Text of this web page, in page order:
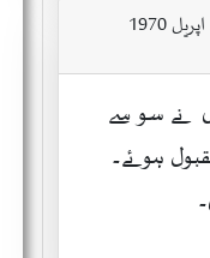
نے سو سے
ہوئے۔